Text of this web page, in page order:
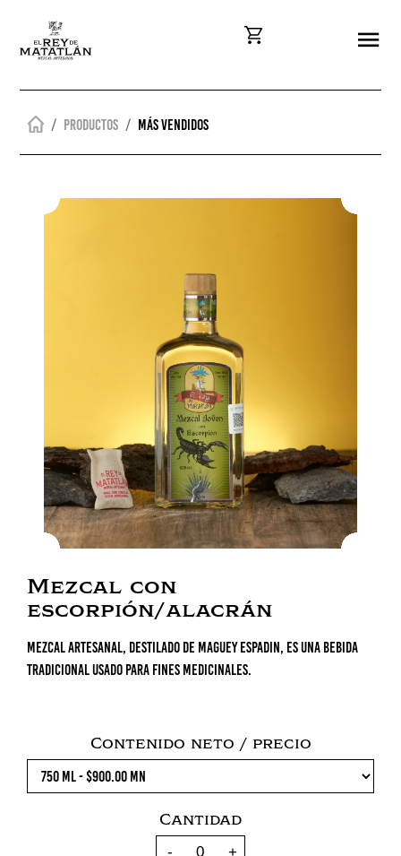
Productos Más vendidos
Mezcal con
escorpión/alacrán
Mezcal artesanal, destilado de maguey Espadin, es una bebida
tradicional usado para fines medicinales.
Contenido neto / precio
Cantidad